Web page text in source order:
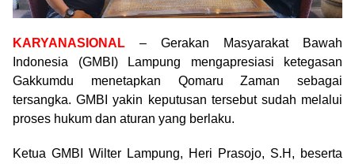
KARYANASIONAL – Gerakan Masyarakat Bawah
Indonesia (GMBI) Lampung mengapresiasi ketegasan
Gakkumdu menetapkan Qomaru Zaman sebagai
tersangka. GMBI yakin keputusan tersebut sudah melalui
proses hukum dan aturan yang berlaku.
Ketua GMBI Wilter Lampung, Heri Prasojo, S.H, beserta